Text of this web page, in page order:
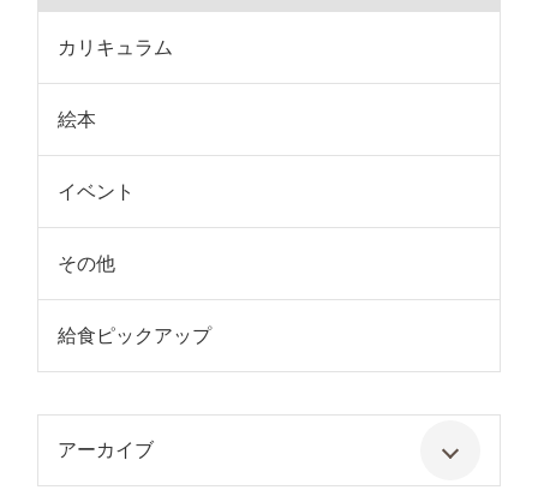
カリキュラム
絵本
イベント
その他
給食ピックアップ
アーカイブ